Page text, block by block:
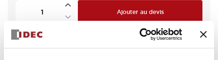
Ajouter au devis